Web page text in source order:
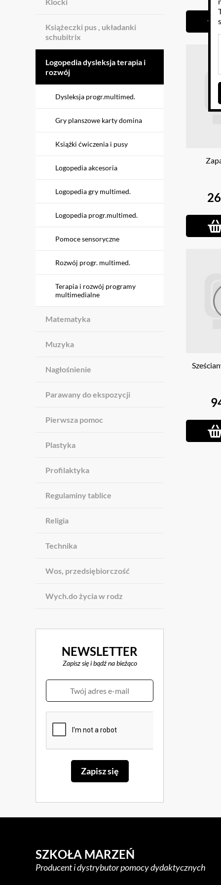
Książeczki pus , układanki
schubitrix
Logopedia dysleksja terapia i
rozwój
Dysleksja progr.multimed.
Gry planszowe karty domina
Książki ćwiczenia i pusy
Logopedia akcesoria
Logopedia gry multimed.
Logopedia progr.multimed.
Pomoce sensoryczne
Rozwój progr. multimed.
Terapia i rozwój programy
multimedialne
Matematyka
Muzyka
Nagłośnienie
Parawany do ekspozycji
Pierwsza pomoc
Plastyka
Profilaktyka
Regulaminy tablice
Religia
Technika
Wos, przedsiębiorczość
Wych.do życia w rodz
NEWSLETTER
Zapisz się i bądź na bieżąco
SZKOŁA MARZEŃ
Producent i dystrybutor pomocy dydaktycznych